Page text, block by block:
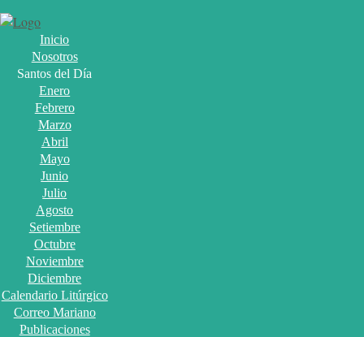
Inicio
Nosotros
Santos del Día
Enero
Febrero
Marzo
Abril
Mayo
Junio
Julio
Agosto
Setiembre
Octubre
Noviembre
Diciembre
Calendario Litúrgico
Correo Mariano
Publicaciones